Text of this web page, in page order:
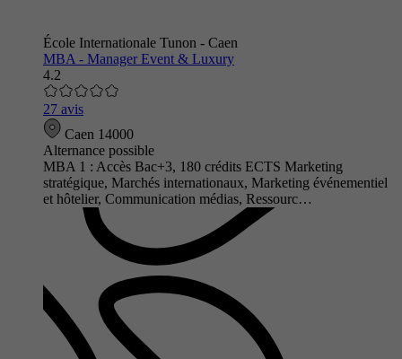
École Internationale Tunon - Caen
MBA - Manager Event & Luxury
4.2
27 avis
Caen 14000
Alternance possible
MBA 1 : Accès Bac+3, 180 crédits ECTS Marketing
stratégique, Marchés internationaux, Marketing événementiel
et hôtelier, Communication médias, Ressourc…